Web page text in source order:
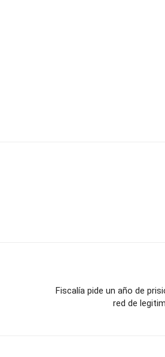
Fiscalía pide un año de
red de